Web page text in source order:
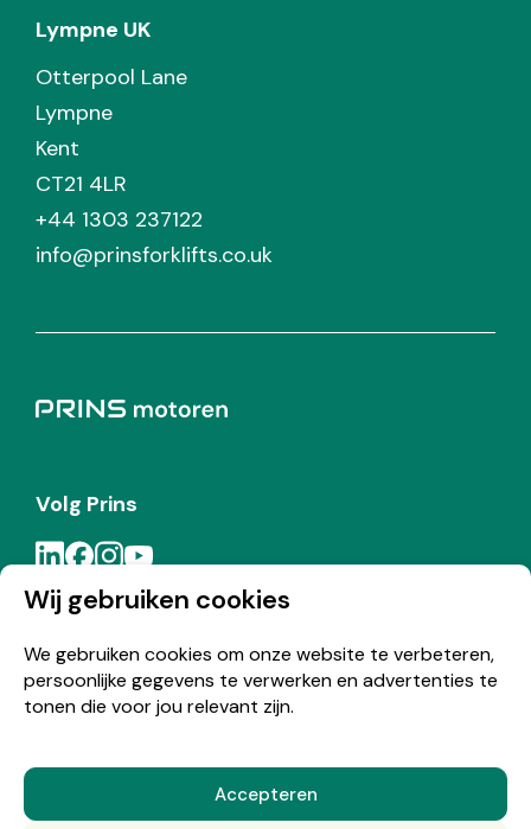
Wij gebruiken cookies
We gebruiken cookies om onze website te verbeteren,
persoonlijke gegevens te verwerken en advertenties te
tonen die voor jou relevant zijn.
Accepteren
Lympne UK
Otterpool Lane
Lympne
Kent
CT21 4LR
+44 1303 237122
info@prinsforklifts.co.uk
Volg Prins
Meld je aan voor de Prins nieuwsbrief
© Copyright 2026 Prins